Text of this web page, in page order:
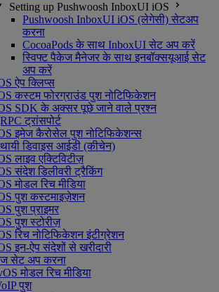
Setting up Pushwoosh InboxUI iOS
Pushwoosh InboxUI iOS (लेगेसी) सेटअप
करना
CocoaPods के साथ InboxUI सेट अप करें
स्विफ्ट पैकेज मैनेजर के साथ इनबॉक्सयूआई सेट
अप करें
ऐप क्लिप्स
कस्टम फोरग्राउंड पुश नोटिफिकेशन
SDK के अक्सर पूछे जाने वाले प्रश्न
ट्रांसपोर्ट
इमेज कैरोसेल पुश नोटिफिकेशन्स
डिवाइस आईडी (कीचेन)
लाइव एक्टिविटीज़
संदेश डिलीवरी ट्रैकिंग
मोडल रिच मीडिया
पुश कस्टमाइज़ेशन
पुश प्राइमर
पुश स्टोरीज़
रिच नोटिफिकेशन इंटीग्रेशन
इन-ऐप संदेशों से खरीदारी
सेट अप करना
मोडल रिच मीडिया
पुश